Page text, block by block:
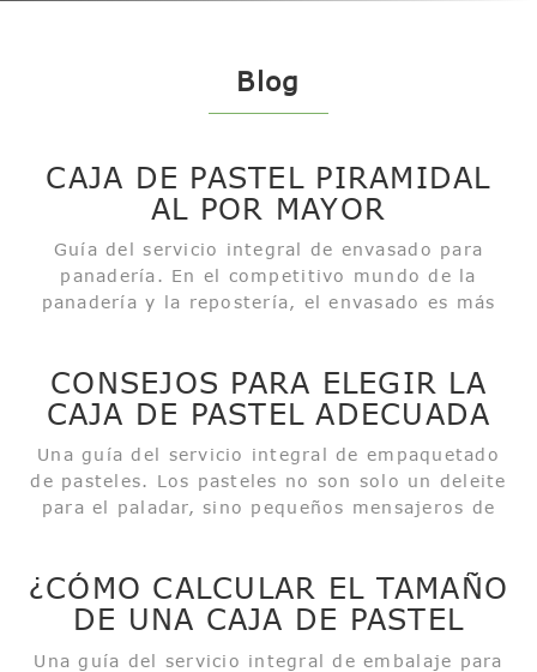
Blog
CAJA DE PASTEL PIRAMIDAL
AL POR MAYOR
Guía del servicio integral de envasado para
panadería. En el competitivo mundo de la
panadería y la repostería, el envasado es más
herramienta atractiva para los clientes. Entre
todos...
CONSEJOS PARA ELEGIR LA
CAJA DE PASTEL ADECUADA
Una guía del servicio integral de empaquetado
de pasteles. Los pasteles no son solo un deleite
para el paladar, sino pequeños mensajeros de
suaves y esponjosas capas dulces. ¿Y la caja del
pastel? Es...
¿CÓMO CALCULAR EL TAMAÑO
DE UNA CAJA DE PASTEL
COMPLETA?
Una guía del servicio integral de embalaje para